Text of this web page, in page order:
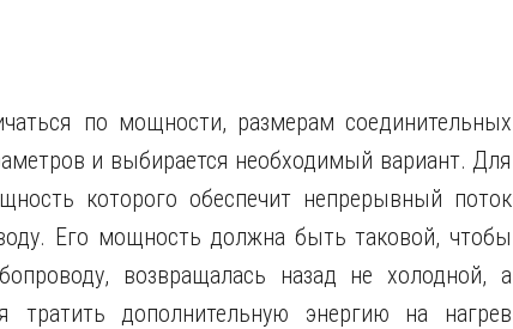
по мощности, размерам соединительных
и выбирается необходимый вариант. Для
которого обеспечит непрерывный поток
Его мощность должна быть таковой, чтобы
возвращалась назад не холодной, а
дополнительную энергию на нагрев